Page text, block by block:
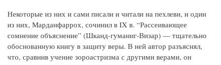
Некоторые из них и сами писали и читали на пехлеви, и один
из них, Марданфаррох, сочинил в IX в. “Рассеивающее
сомнение объяснение” (Шканд-гуманиг-Визар) — тщательно
обоснованную книгу в защиту веры. В ней автор разъяснял,
что, сравнив учение зороастризма с другими верами, он